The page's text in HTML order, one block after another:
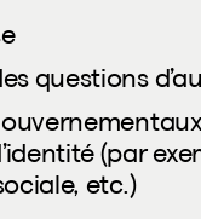
questions
(par
etc.)